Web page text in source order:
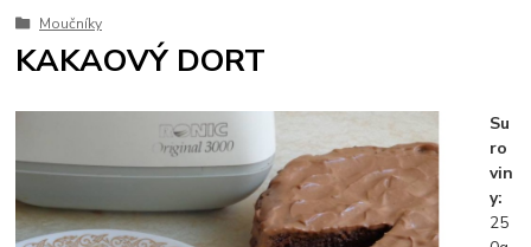
Moučníky
KAKAOVÝ DORT
Su
ro
vin
y:
25